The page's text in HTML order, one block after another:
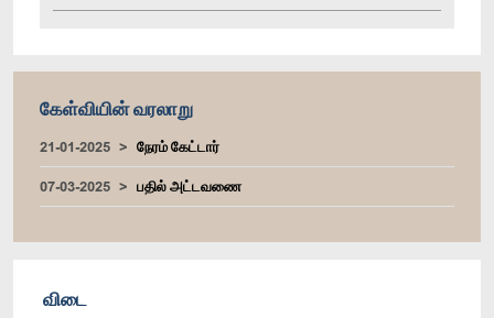
கேள்வியின் வரலாறு
21-01-2025
நேரம் கேட்டார்
07-03-2025
பதில் அட்டவணை
விடை